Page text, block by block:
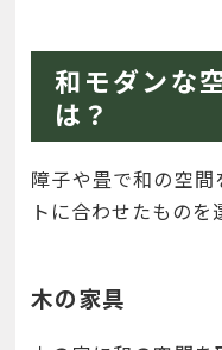
和モダンな
は？
障子や畳で和の空
トに合わせたものを
木の家具